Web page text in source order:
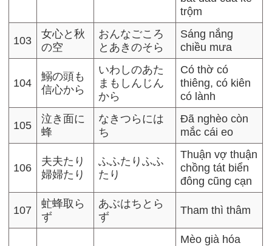
trộm
103
女心と秋
の空
おんなごころ
とあきのそら
Sáng nắng
chiều mưa
104
鰯の頭も
信心から
いわしのあた
まもしんじん
から
Có thờ có
thiêng, có kiên
có lành
105
泣き面に
蜂
なきつらには
ち
Đã nghèo còn
mắc cái eo
106
夫夫たり
婦婦たり
ふふたりふふ
たり
Thuận vợ thuận
chồng tát biển
đông cũng cạn
107
虻蜂取ら
ず
あぶはちとら
ず
Tham thì thâm
Mèo già hóa